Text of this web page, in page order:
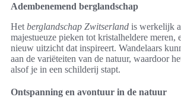
Adembenemend berglandschap
Het berglandschap Zwitserland is werkelijk
majestueuze pieken tot kristalheldere meren,
nieuw uitzicht dat inspireert. Wandelaars
aan de variëteiten van de natuur, waardoor
alsof je in een schilderij stapt.
Ontspanning en avontuur in de natuur